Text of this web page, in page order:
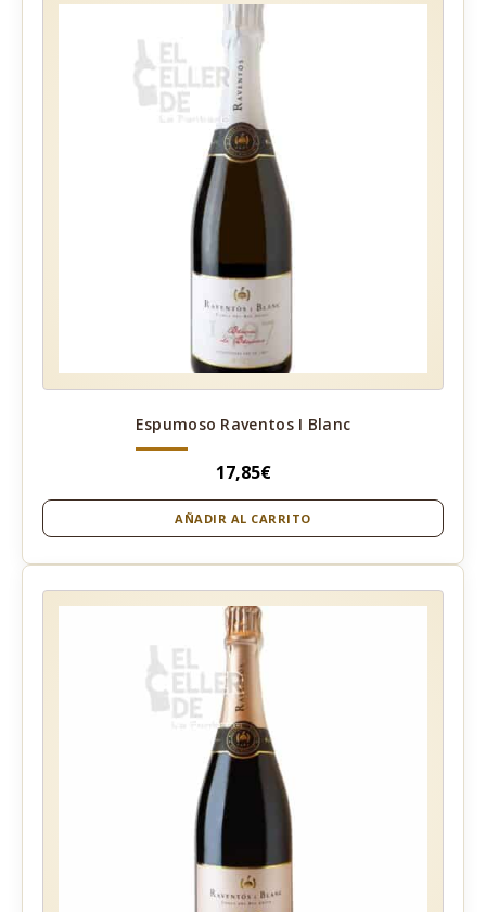
Espumoso Raventos I Blanc
17,85€
AÑADIR AL CARRITO